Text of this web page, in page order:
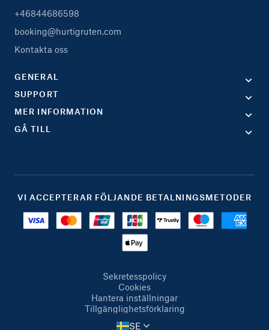
+46844686598
booking@hurtigruten.com
Kontakta oss
GENERAL
SUPPORT
MER INFORMATION
GÅ TILL
VI ACCEPTERAR FÖLJANDE BETALNINGSMETODER
Sekretesspolicy
Cookies
Hantera inställningar
Tillgänglighetsförklaring
SE